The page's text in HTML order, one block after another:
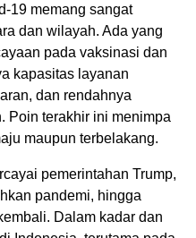
19 memang sangat
dan wilayah. Ada yang
pada vaksinasi dan
kapasitas layanan
dan rendahnya
Poin terakhir ini menimpa
maupun terbelakang.
pemerintahan Trump,
pandemi, hingga
Dalam kadar dan